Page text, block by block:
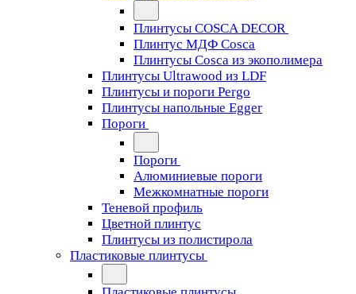
Плинтусы COSCA DECOR
Плинтус МДФ Cosca
Плинтусы Cosca из экополимера
Плинтусы Ultrawood из LDF
Плинтусы и пороги Pergo
Плинтусы напольные Egger
Пороги
Пороги
Алюминиевые пороги
Межкомнатные пороги
Теневой профиль
Цветной плинтус
Плинтусы из полистирола
Пластиковые плинтусы